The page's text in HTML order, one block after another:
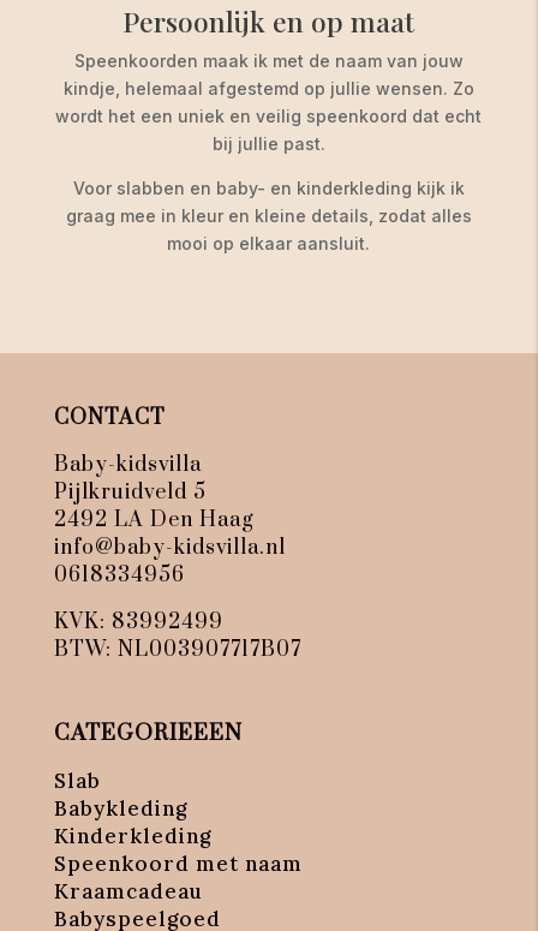
Persoonlijk en op maat
Speenkoorden maak ik met de naam van jouw
kindje, helemaal afgestemd op jullie wensen. Zo
wordt het een uniek en veilig speenkoord dat echt
bij jullie past.
Voor slabben en baby- en kinderkleding kijk ik
graag mee in kleur en kleine details, zodat alles
mooi op elkaar aansluit.
CONTACT
Baby-kidsvilla
Pijlkruidveld 5
2492 LA Den Haag
info@baby-kidsvilla.nl
0618334956
KVK: 83992499
BTW: NL003907717B07
CATEGORIEEEN
Slab
Babykleding
Kinderkleding
Speenkoord met naam
Kraamcadeau
Babyspeelgoed